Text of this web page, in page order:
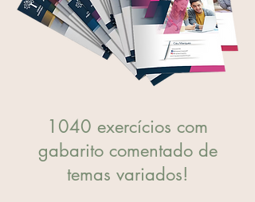
1040 exercícios com
gabarito comentado de
temas variados!